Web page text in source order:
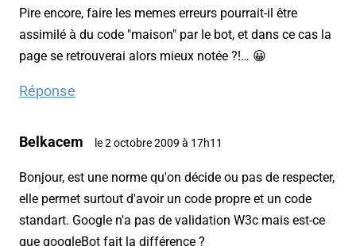
Pire encore, faire les memes erreurs pourrait-il être
assimilé à du code "maison" par le bot, et dans ce cas la
page se retrouverai alors mieux notée ?!… 😀
Réponse
Belkacem le 2 octobre 2009 à 17h11
Bonjour, est une norme qu'on décide ou pas de respecter,
elle permet surtout d'avoir un code propre et un code
standart. Google n'a pas de validation W3c mais est-ce
que googleBot fait la différence ?